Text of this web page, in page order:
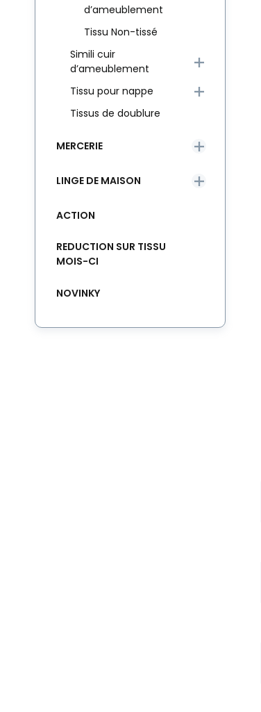
d’ameublement
Tissu Non-tissé
Simili cuir
d’ameublement
Tissu pour nappe
Tissus de doublure
MERCERIE
LINGE DE MAISON
ACTION
REDUCTION SUR TISSU
MOIS-CI
NOVINKY